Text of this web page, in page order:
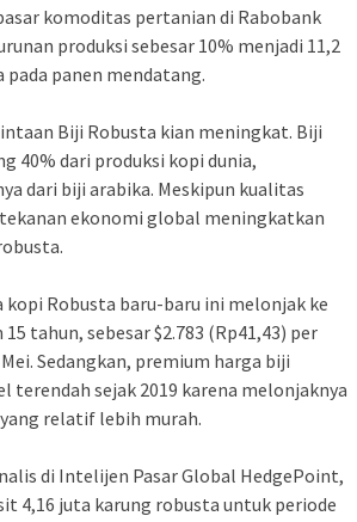
komoditas pertanian di Rabobank
produksi sebesar 10% menjadi 11,2
panen mendatang.
Biji Robusta kian meningkat. Biji
40% dari produksi kopi dunia,
dari biji arabika. Meskipun kualitas
ekonomi global meningkatkan
Robusta baru-baru ini melonjak ke
tahun, sebesar $2.783 (Rp41,43) per
Sedangkan, premium harga biji
terendah sejak 2019 karena melonjaknya
relatif lebih murah.
di Intelijen Pasar Global HedgePoint,
4,16 juta karung robusta untuk periode